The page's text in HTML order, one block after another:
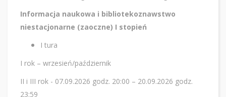
Informacja naukowa i bibliotekoznawstwo
niestacjonarne (zaoczne) I stopień
I tura
I rok – wrzesień/październik
II i III rok - 07.09.2026 godz. 20:00 – 20.09.2026 godz.
23:59